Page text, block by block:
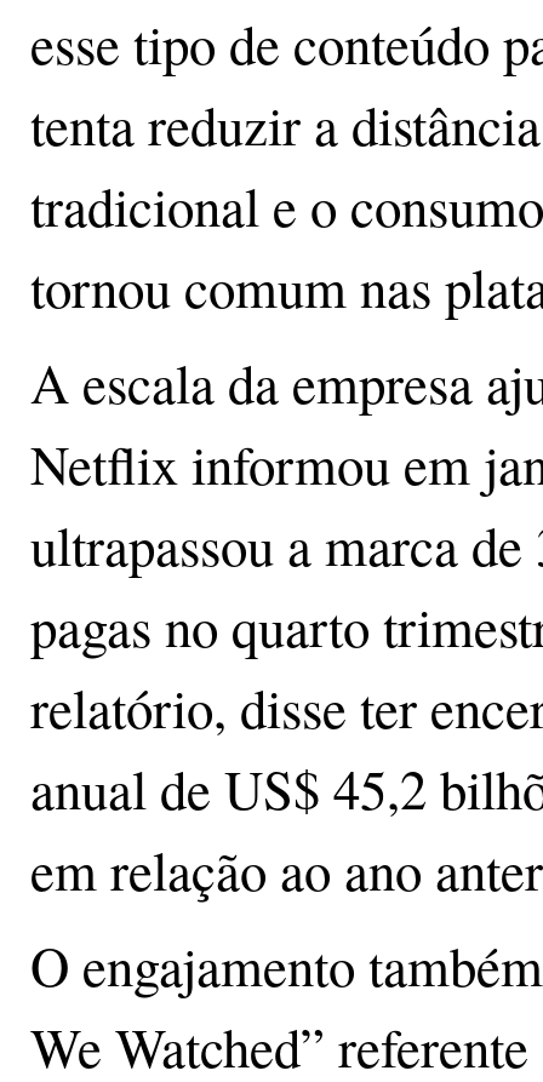
esse tipo de conteúdo
tenta reduzir a
tradicional e o
tornou comum nas
A escala da empresa
Netflix informou em
ultrapassou a marca
pagas no quarto
relatório, disse ter
anual de US$ 45,2
em relação ao ano
O engajamento
We Watched”